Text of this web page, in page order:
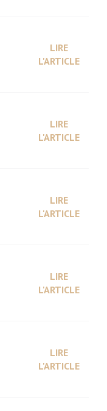
LIRE
L'ARTICLE
LIRE
L'ARTICLE
LIRE
L'ARTICLE
LIRE
L'ARTICLE
LIRE
L'ARTICLE